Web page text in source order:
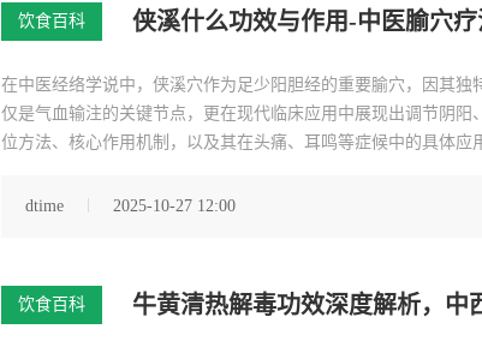
饮食百科 侠溪什么功效与作用-中医腧穴
在中医经络学说中，侠溪穴作为足少阳胆经的重要腧穴，因其
仅是气血输注的关键节点，更在现代临床应用中展现出调节阴
位方法、核心作用机制，以及其在头痛、耳鸣等症候中的具体应
dtime 2025-10-27 12:00
饮食百科 牛黄清热解毒功效深度解析，中